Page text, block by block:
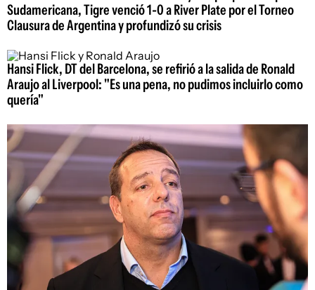
Sudamericana, Tigre venció 1-0 a River Plate por el Torneo
Clausura de Argentina y profundizó su crisis
Hansi Flick, DT del Barcelona, se refirió a la salida de Ronald
Araujo al Liverpool: "Es una pena, no pudimos incluirlo como
quería"